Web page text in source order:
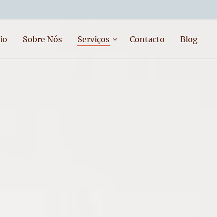
Sobre Nós Serviços Contacto Blog